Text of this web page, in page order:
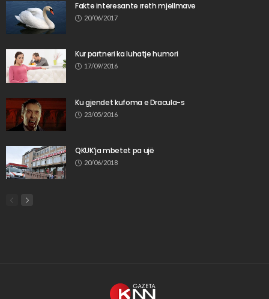
Fakte interesante rreth mjellmave
20/06/2017
Kur partneri ka luhatje humori
17/09/2016
Ku gjendet kufoma e Dracula-s
23/05/2016
QKUK’ja mbetet pa ujë
20/06/2018